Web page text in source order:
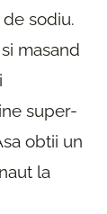
sodiu.
masand
super-
obtii un
la